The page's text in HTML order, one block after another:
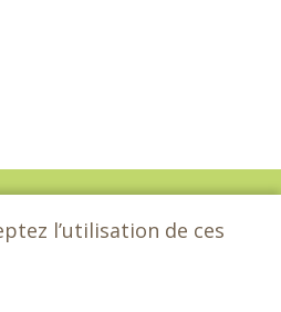
l’utilisation de ces